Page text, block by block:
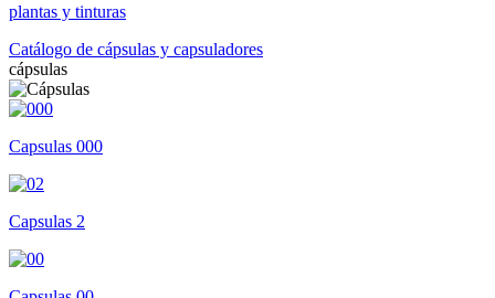
plantas y tinturas
Catálogo de cápsulas y capsuladores
cápsulas
Capsulas 000
Capsulas 2